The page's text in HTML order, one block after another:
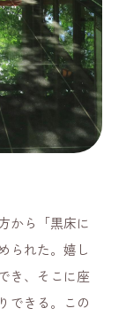
から「黒床に
られた。嬉し
き、そこに座
できる。この